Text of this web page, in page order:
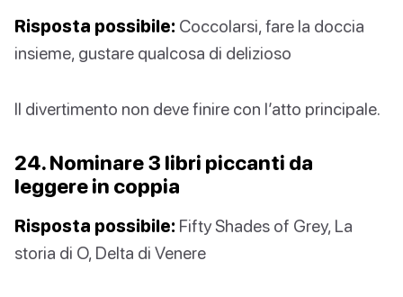
Risposta possibile: Coccolarsi, fare la doccia
insieme, gustare qualcosa di delizioso
Il divertimento non deve finire con l’atto principale.
24. Nominare 3 libri piccanti da
leggere in coppia
Risposta possibile: Fifty Shades of Grey, La
storia di O, Delta di Venere